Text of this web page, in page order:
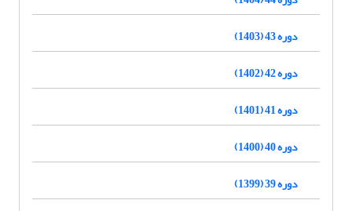
دوره 43 (1403)
دوره 42 (1402)
دوره 41 (1401)
دوره 40 (1400)
دوره 39 (1399)